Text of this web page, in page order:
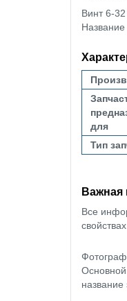
Винт 6-
для
Тип
Все
Основной
название